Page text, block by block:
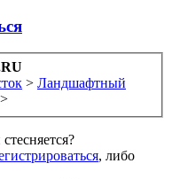
> Ландшафтный
>
, либо